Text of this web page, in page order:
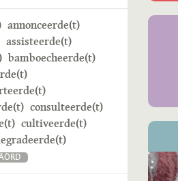
annonceerde(t)
assisteerde(t)
bamboecheerde(t)
consulteerde(t)
cultiveerde(t)